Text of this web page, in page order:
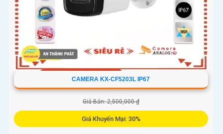
CAMERA KX-CF5203L IP67
Giá Bán: 2,500,000 ₫
Giá Khuyến Mại: 30%